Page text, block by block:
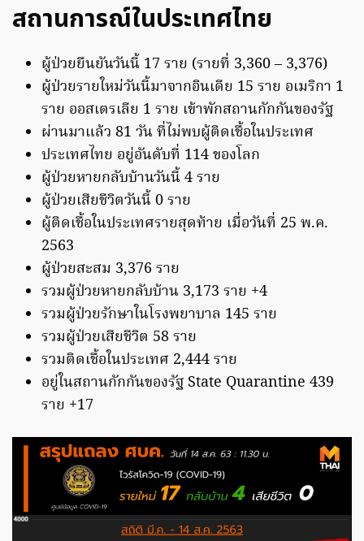
สถานการณ์ในประเทศไทย
ผู้ป่วยยืนยันวันนี้ 17 ราย (รายที่ 3,360 – 3,376)
ผู้ป่วยรายใหม่วันนี้มาจากอินเดีย 15 ราย อเมริกา 1
ราย ออสเตรเลีย 1 ราย เข้าพักสถานกักกันของรัฐ
ผ่านมาแล้ว 81 วัน ที่ไม่พบผู้ติดเชื้อในประเทศ
ประเทศไทย อยู่อันดับที่ 114 ของโลก
ผู้ป่วยหายกลับบ้านวันนี้ 4 ราย
ผู้ป่วยเสียชีวิตวันนี้ 0 ราย
ผู้ติดเชื้อในประเทศรายสุดท้าย เมื่อวันที่ 25 พ.ค.
2563
ผู้ป่วยสะสม 3,376 ราย
รวมผู้ป่วยหายกลับบ้าน 3,173 ราย +4
รวมผู้ป่วยรักษาในโรงพยาบาล 145 ราย
รวมผู้ป่วยเสียชีวิต 58 ราย
รวมติดเชื้อในประเทศ 2,444 ราย
อยู่ในสถานกักกันของรัฐ State Quarantine 439
ราย +17